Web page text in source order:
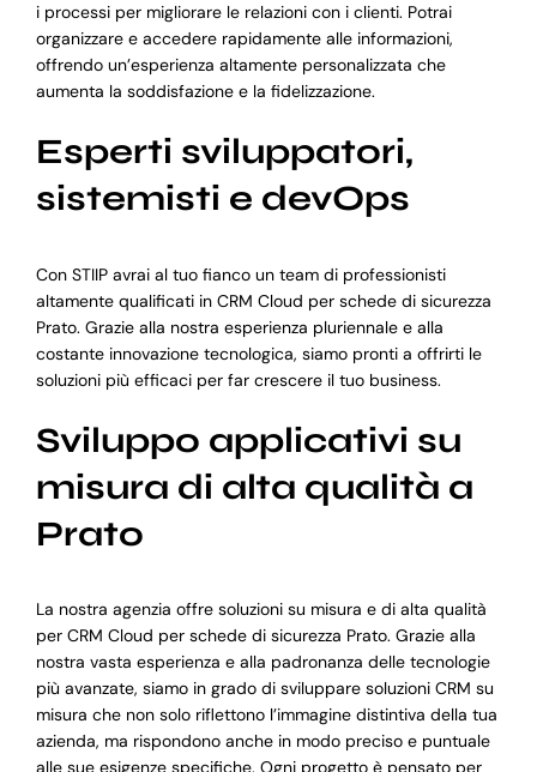
i processi per migliorare le relazioni con i clienti. Potrai
organizzare e accedere rapidamente alle informazioni,
offrendo un’esperienza altamente personalizzata che
aumenta la soddisfazione e la fidelizzazione.
Esperti sviluppatori,
sistemisti e devOps
Con STIIP avrai al tuo fianco un team di professionisti
altamente qualificati in CRM Cloud per schede di sicurezza
Prato. Grazie alla nostra esperienza pluriennale e alla
costante innovazione tecnologica, siamo pronti a offrirti le
soluzioni più efficaci per far crescere il tuo business.
Sviluppo applicativi su
misura di alta qualità a
Prato
La nostra agenzia offre soluzioni su misura e di alta qualità
per CRM Cloud per schede di sicurezza Prato. Grazie alla
nostra vasta esperienza e alla padronanza delle tecnologie
più avanzate, siamo in grado di sviluppare soluzioni CRM su
misura che non solo riflettono l’immagine distintiva della tua
azienda, ma rispondono anche in modo preciso e puntuale
alle sue esigenze specifiche. Ogni progetto è pensato per